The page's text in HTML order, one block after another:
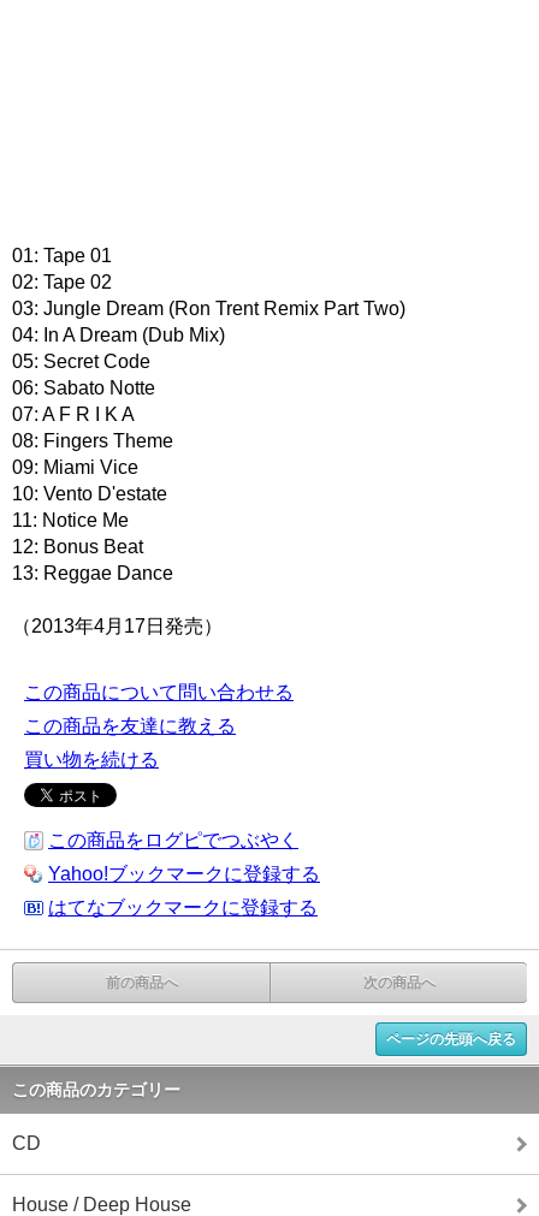
01: Tape 01
02: Tape 02
03: Jungle Dream (Ron Trent Remix Part Two)
04: In A Dream (Dub Mix)
05: Secret Code
06: Sabato Notte
07: A F R I K A
08: Fingers Theme
09: Miami Vice
10: Vento D'estate
11: Notice Me
12: Bonus Beat
13: Reggae Dance
（2013年4月17日発売）
この商品について問い合わせる
この商品を友達に教える
買い物を続ける
この商品をログピでつぶやく
Yahoo!ブックマークに登録する
はてなブックマークに登録する
前の商品へ 次の商品へ
ページの先頭へ戻る
この商品のカテゴリー
CD
House / Deep House